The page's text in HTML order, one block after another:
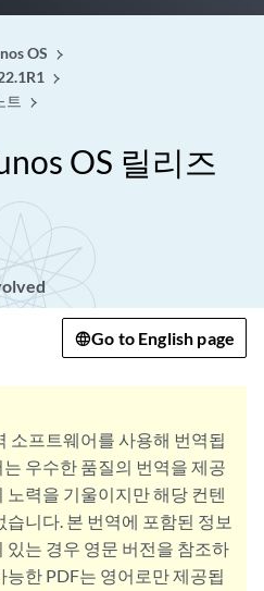
OS
트
OS 릴리즈
Go to English page
소프트웨어를 사용해 번역됩
우수한 품질의 번역을 제공
력을 기울이지만 해당 컨텐
니다. 본 번역에 포함된 정보
있는 경우 영문 버전을 참조하
한 PDF는 영어로만 제공됩